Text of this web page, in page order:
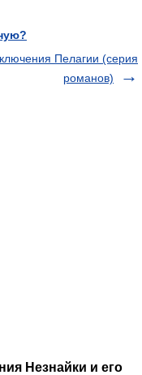
Пелагии (серия
романов)
Незнайки и его